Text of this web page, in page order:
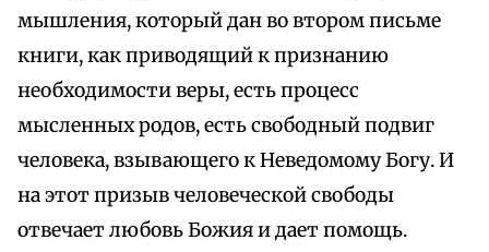
мышления, который дан во втором письме
книги, как приводящий к признанию
необходимости веры, есть процесс
мысленных родов, есть свободный подвиг
человека, взывающего к Неведомому Богу. И
на этот призыв человеческой свободы
отвечает любовь Божия и дает помощь.